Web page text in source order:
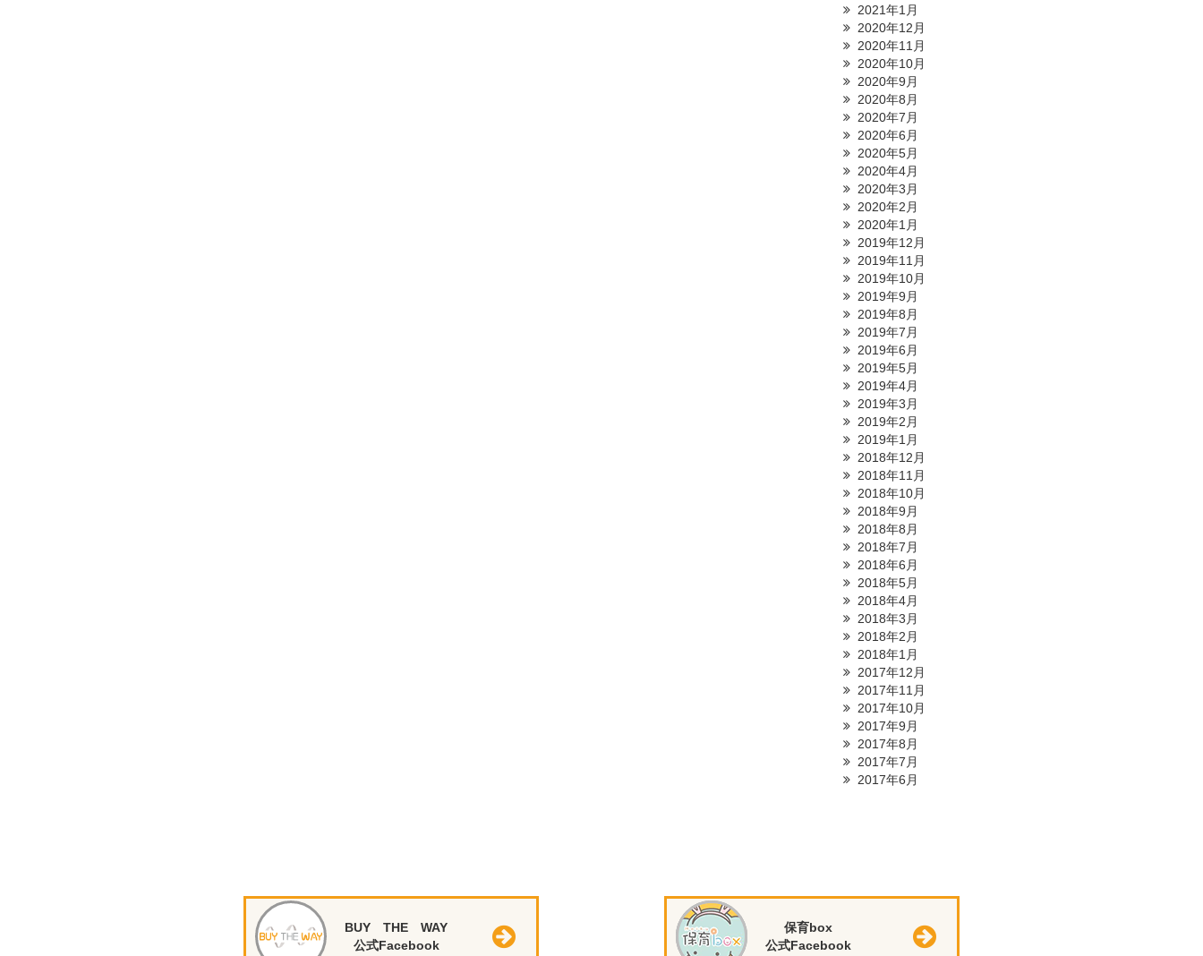
2021年1月
2020年12月
2020年11月
2020年10月
2020年9月
2020年8月
2020年7月
2020年6月
2020年5月
2020年4月
2020年3月
2020年2月
2020年1月
2019年12月
2019年11月
2019年10月
2019年9月
2019年8月
2019年7月
2019年6月
2019年5月
2019年4月
2019年3月
2019年2月
2019年1月
2018年12月
2018年11月
2018年10月
2018年9月
2018年8月
2018年7月
2018年6月
2018年5月
2018年4月
2018年3月
2018年2月
2018年1月
2017年12月
2017年11月
2017年10月
2017年9月
2017年8月
2017年7月
2017年6月
BUY THE WAY
公式Facebook
保育box
公式Facebook